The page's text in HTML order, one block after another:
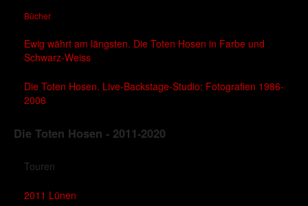
Bücher
Ewig währt am längsten. Die Toten Hosen in Farbe und
Schwarz-Weiss
Die Toten Hosen. Live-Backstage-Studio: Fotografien 1986-
2006
Die Toten Hosen - 2011-2020
Touren
2011 Lünen